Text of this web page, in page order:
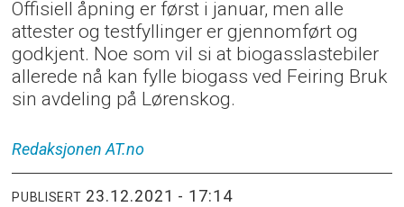
Offisiell åpning er først i januar, men alle
attester og testfyllinger er gjennomført og
godkjent. Noe som vil si at biogasslastebiler
allerede nå kan fylle biogass ved Feiring Bruk
sin avdeling på Lørenskog.
Redaksjonen AT.no
PUBLISERT 23.12.2021 - 17:14